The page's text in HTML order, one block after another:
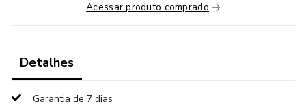
Acessar produto comprado
Detalhes
Garantia de 7 dias